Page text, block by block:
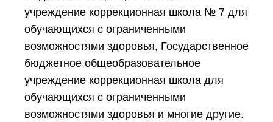
учреждение коррекционная школа № 7 для
обучающихся с ограниченными
возможностями здоровья, Государственное
бюджетное общеобразовательное
учреждение коррекционная школа для
обучающихся с ограниченными
возможностями здоровья и многие другие.